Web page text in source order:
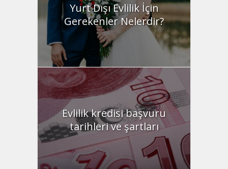
Yurt Dışı Evlilik İçin
Gerekenler Nelerdir?
Evlilik kredisi başvuru
tarihleri ve şartları